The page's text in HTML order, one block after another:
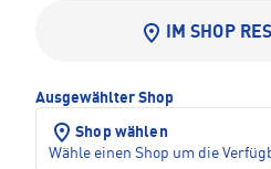
IM SHOP
Ausgewählter Shop
Shop wählen
Wähle einen Shop um die